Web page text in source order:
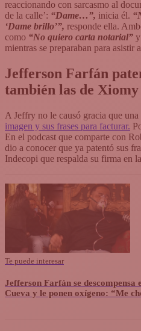
reaccionando con sarcasmo al
de la calle’: “Dame…”, inicia él.
‘Dame brillo’”, responde ella.
como “No quiero carta notarial” y
mientras se preparaban para asistir
Jefferson Farfán
también las de
A Jeffry no le causó gracia que
imagen y sus frases para facturar.
En el podcast que comparte con
dio a conocer que ya patentó sus
Indecopi que respalda su firma en
Te puede interesar
Jefferson Farfán se
Cueva y le ponen oxígeno: “Me